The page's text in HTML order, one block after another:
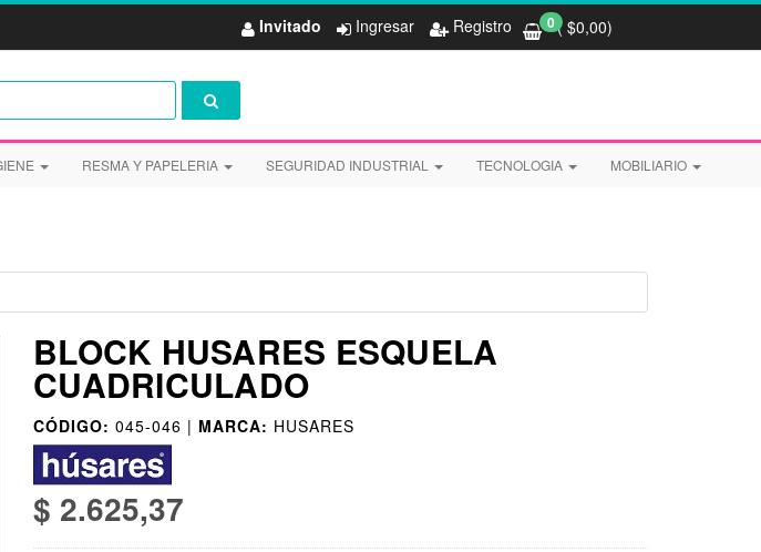
Invitado Ingresar Registro 0( $0,00)
RESMA Y PAPELERIA SEGURIDAD INDUSTRIAL TECNOLOGIA MOBILIARIO
BLOCK HUSARES ESQUELA
CUADRICULADO
CÓDIGO: 045-046 | MARCA: HUSARES
$ 2.625,37